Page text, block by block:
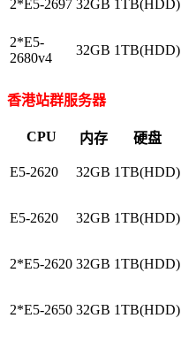
2*E5-2697 32GB 1TB(HDD)
2*E5-
2680v4
32GB 1TB(HDD)
香港站群服务器
CPU 内存 硬盘
E5-2620 32GB 1TB(HDD)
E5-2620 32GB 1TB(HDD)
2*E5-2620 32GB 1TB(HDD)
2*E5-2650 32GB 1TB(HDD)